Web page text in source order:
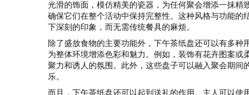
光滑的饰面，模仿精美的瓷器，为任何聚会增添一抹精
确保它们在整个活动中保持完整性。这种风格与功能
下深刻的印象，而无需传统餐具的麻烦。
除了盛放食物的主要功能外，下午茶纸盘还可以有多种
为整体环境增添色彩和魅力。例如，装饰有花卉图案
聚力和诱人的氛围。此外，这些盘子可以融入聚会期
乐。
而且，下午茶纸盘还可以起到送礼的作用。主人可以